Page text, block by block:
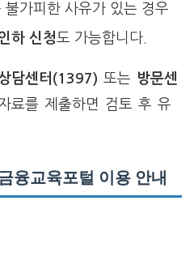
가피한 사유가 있는 경우
하 신청도 가능합니다.
담센터(1397) 또는 방문센
료를 제출하면 검토 후 유
융교육포털 이용 안내